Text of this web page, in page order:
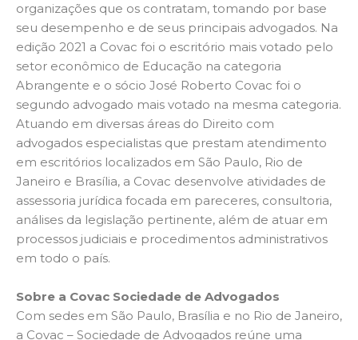
organizações que os contratam, tomando por base
seu desempenho e de seus principais advogados. Na
edição 2021 a Covac foi o escritório mais votado pelo
setor econômico de Educação na categoria
Abrangente e o sócio José Roberto Covac foi o
segundo advogado mais votado na mesma categoria.
Atuando em diversas áreas do Direito com
advogados especialistas que prestam atendimento
em escritórios localizados em São Paulo, Rio de
Janeiro e Brasília, a Covac desenvolve atividades de
assessoria jurídica focada em pareceres, consultoria,
análises da legislação pertinente, além de atuar em
processos judiciais e procedimentos administrativos
em todo o país.
Sobre a Covac Sociedade de Advogados
Com sedes em São Paulo, Brasília e no Rio de Janeiro,
a Covac – Sociedade de Advogados reúne uma